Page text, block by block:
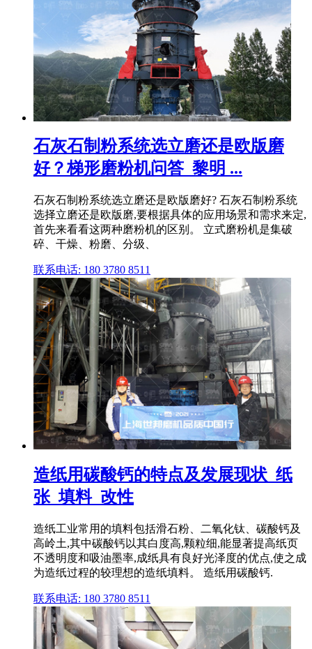
石灰石制粉系统选立磨还是欧版磨
好？梯形磨粉机问答_黎明 ...
石灰石制粉系统选立磨还是欧版磨好? 石灰石制粉系统
选择立磨还是欧版磨,要根据具体的应用场景和需求来定,
首先来看看这两种磨粉机的区别。 立式磨粉机是集破
碎、干燥、粉磨、分级、
联系电话: 180 3780 8511
造纸用碳酸钙的特点及发展现状_纸
张_填料_改性
造纸工业常用的填料包括滑石粉、二氧化钛、碳酸钙及
高岭土,其中碳酸钙以其白度高,颗粒细,能显著提高纸页
不透明度和吸油墨率,成纸具有良好光泽度的优点,使之成
为造纸过程的较理想的造纸填料。 造纸用碳酸钙.
联系电话: 180 3780 8511